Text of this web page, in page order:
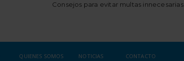
Consejos para evitar multas innecesarias
QUIENES SOMOS NOTICIAS CONTACTO